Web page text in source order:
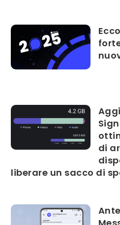
di
liberare un sacco di